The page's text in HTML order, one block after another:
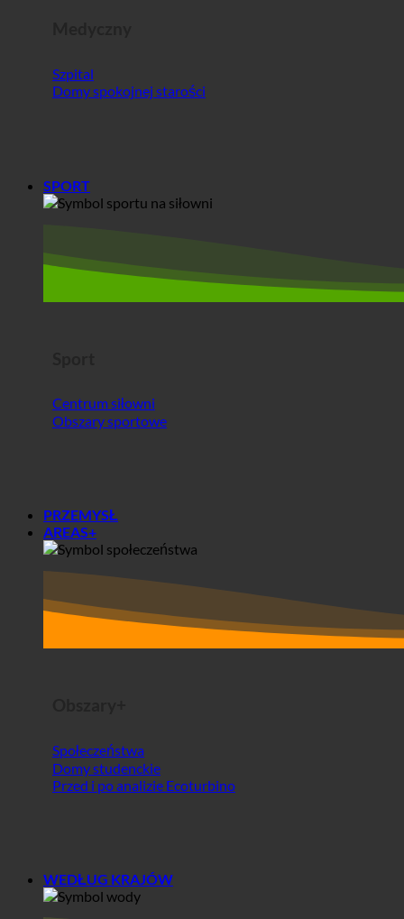
Szpital
Domy spokojnej starości
SPORT
Centrum siłowni
Obszary sportowe
PRZEMYSŁ
AREAS+
Społeczeństwa
Domy studenckie
Przed i po analizie Ecoturbino
WEDŁUG KRAJÓW